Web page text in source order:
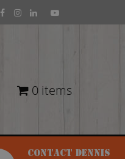
Contact Dennis
0 items